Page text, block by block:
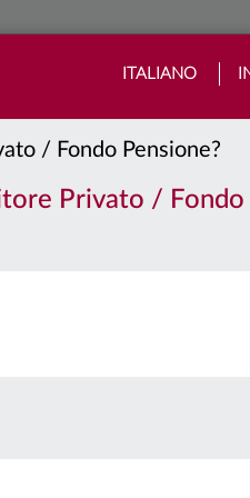
ITALIANO
/ Fondo Pensione?
Privato / Fondo
per gli investitori prima di prendere